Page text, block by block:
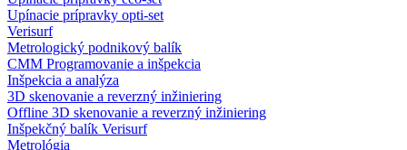
Upínacie prípravky opti-set
Verisurf
Metrologický podnikový balík
CMM Programovanie a inšpekcia
Inšpekcia a analýza
3D skenovanie a reverzný inžiniering
Offline 3D skenovanie a reverzný inžiniering
Inšpekčný balík Verisurf
Metrológia